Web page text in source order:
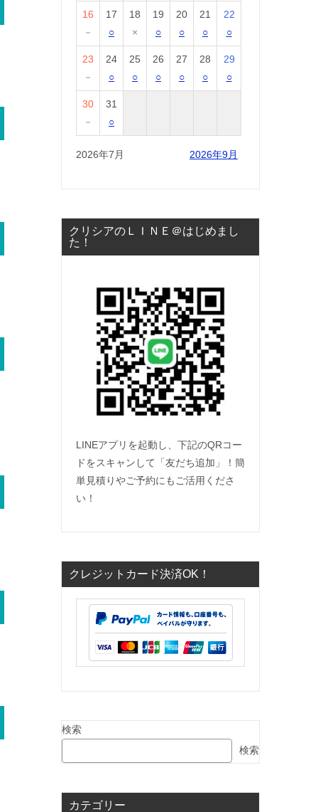
16
－
17
○
18
×
19
○
20
○
21
○
22
○
23
－
24
○
25
○
26
○
27
○
28
○
29
○
30
－
31
○
2026年7月 2026年9月
クリシアのＬＩＮＥ＠はじめまし
た！
LINEアプリを起動し、下記のQRコー
ドをスキャンして「友だち追加」！簡
単見積りやご予約にもご活用くださ
い！
クレジットカード決済OK！
検索
検索
カテゴリー